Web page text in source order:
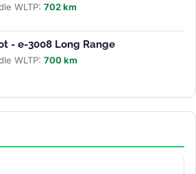
WLTP: 702 km
- e-3008 Long Range
WLTP: 700 km